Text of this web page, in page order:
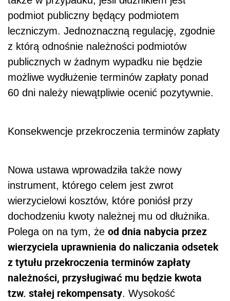
podmiot publiczny będący podmiotem
leczniczym. Jednoznaczną regulację, zgodnie
z którą odnośnie należności podmiotów
publicznych w żadnym wypadku nie będzie
możliwe wydłużenie terminów zapłaty ponad
60 dni należy niewątpliwie ocenić pozytywnie.
Konsekwencje przekroczenia terminów zapłaty
Nowa ustawa wprowadziła także nowy
instrument, którego celem jest zwrot
wierzycielowi kosztów, które poniósł przy
dochodzeniu kwoty należnej mu od dłużnika.
Polega on na tym, że od dnia nabycia przez
wierzyciela uprawnienia do naliczania odsetek
z tytułu przekroczenia terminów zapłaty
należności, przysługiwać mu będzie kwota
tzw. stałej rekompensaty. Wysokość